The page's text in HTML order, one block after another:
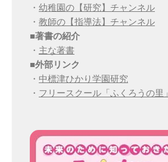
・ 幼稚園の【研究】チャンネル
・ 教師の【指導法】チャンネル
■著書の紹介
・ 主な著書
■外部リンク
・ 中標津ひかり学園研究
・ フリースクール「ふくろうの里」